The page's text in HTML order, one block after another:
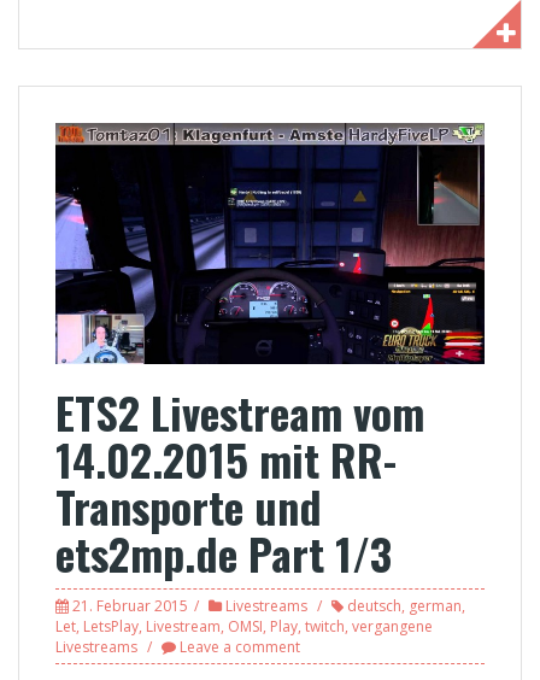
ETS2 Livestream vom
14.02.2015 mit RR-
Transporte und
ets2mp.de Part 1/3
21. Februar 2015 Livestreams deutsch, german,
Let, LetsPlay, Livestream, OMSI, Play, twitch, vergangene
Livestreams
Leave a comment